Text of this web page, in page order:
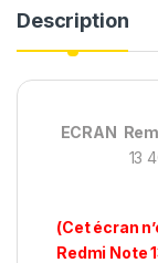
Description
ECRAN
13
(Cet écran
Redmi Note